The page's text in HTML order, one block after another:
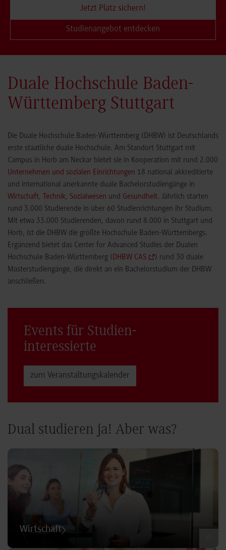
Jetzt Platz sichern!
Studienangebot entdecken
Duale Hochschule Baden-
Württemberg Stuttgart
Die Duale Hochschule Baden-Württemberg (DHBW) ist Deutschlands
erste staatliche duale Hochschule. Am Standort Stuttgart mit
Campus in Horb am Neckar bietet sie in Kooperation mit rund 2.000
Unternehmen und sozialen Einrichtungen 18 national akkreditierte
und international anerkannte duale Bachelorstudiengänge in
Wirtschaft, Technik, Sozialwesen und Gesundheit. Jährlich starten
rund 3.000 Studierende in über 60 Studienrichtungen ihr Studium.
Mit etwa 33.000 Studierenden, davon rund 8.000 in Stuttgart und
Horb, ist die DHBW die größte Hochschule Baden-Württembergs.
Ergänzend bietet das Center for Advanced Studies der Dualen
Hochschule Baden-Württemberg (DHBW CAS
) rund 30 duale
Masterstudiengänge, die direkt an ein Bachelorstudium der DHBW
anschließen.
Events für Studien­
interessierte
zum Veranstaltungs­kalender
Dual studieren ja! Aber was?
Wirtschaft